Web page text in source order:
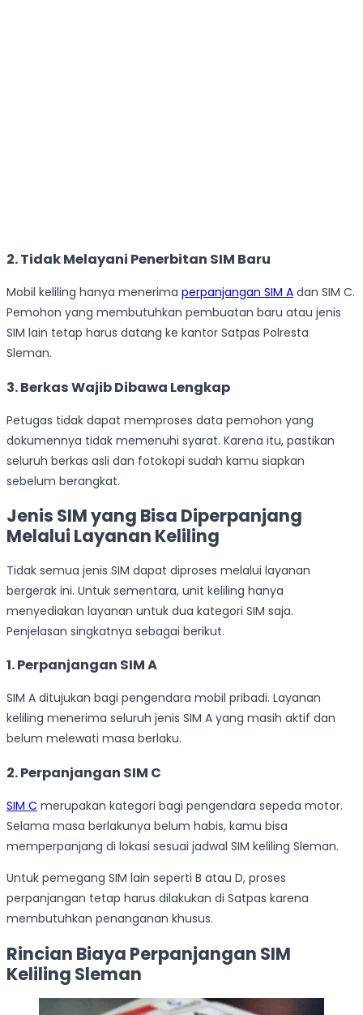
2. Tidak Melayani Penerbitan SIM Baru
Mobil keliling hanya menerima perpanjangan SIM A dan SIM C.
Pemohon yang membutuhkan pembuatan baru atau jenis
SIM lain tetap harus datang ke kantor Satpas Polresta
Sleman.
3. Berkas Wajib Dibawa Lengkap
Petugas tidak dapat memproses data pemohon yang
dokumennya tidak memenuhi syarat. Karena itu, pastikan
seluruh berkas asli dan fotokopi sudah kamu siapkan
sebelum berangkat.
Jenis SIM yang Bisa Diperpanjang
Melalui Layanan Keliling
Tidak semua jenis SIM dapat diproses melalui layanan
bergerak ini. Untuk sementara, unit keliling hanya
menyediakan layanan untuk dua kategori SIM saja.
Penjelasan singkatnya sebagai berikut.
1. Perpanjangan SIM A
SIM A ditujukan bagi pengendara mobil pribadi. Layanan
keliling menerima seluruh jenis SIM A yang masih aktif dan
belum melewati masa berlaku.
2. Perpanjangan SIM C
SIM C merupakan kategori bagi pengendara sepeda motor.
Selama masa berlakunya belum habis, kamu bisa
memperpanjang di lokasi sesuai jadwal SIM keliling Sleman.
Untuk pemegang SIM lain seperti B atau D, proses
perpanjangan tetap harus dilakukan di Satpas karena
membutuhkan penanganan khusus.
Rincian Biaya Perpanjangan SIM
Keliling Sleman